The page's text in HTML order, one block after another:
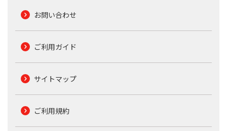
お問い合わせ
ご利用ガイド
サイトマップ
ご利用規約